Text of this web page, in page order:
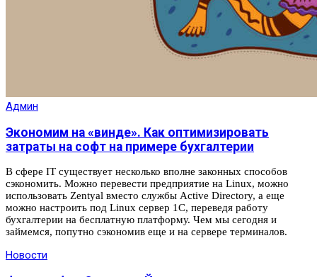
Админ
Экономим на «винде». Как оптимизировать
затраты на софт на примере бухгалтерии
В сфере IT существует несколько вполне законных способов
сэкономить. Можно перевести предприятие на Linux, можно
использовать Zentyal вместо службы Active Directory, а еще
можно настроить под Linux сервер 1С, переведя работу
бухгалтерии на бесплатную платформу. Чем мы сегодня и
займемся, попутно сэкономив еще и на сервере терминалов.
Новости